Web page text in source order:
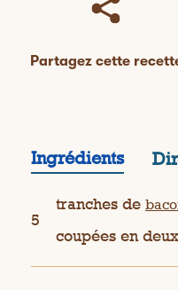
Partagez cette
Ingrédients
5
tranches de
coupées en deux